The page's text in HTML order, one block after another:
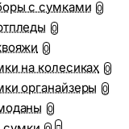
с сумками 0
0
0
на колесиках 0
органайзеры 0
0